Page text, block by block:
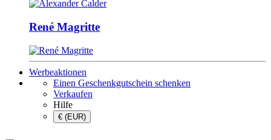
René Magritte
Werbeaktionen
Einen Geschenkgutschein schenken
Verkaufen
Hilfe
€ (EUR)